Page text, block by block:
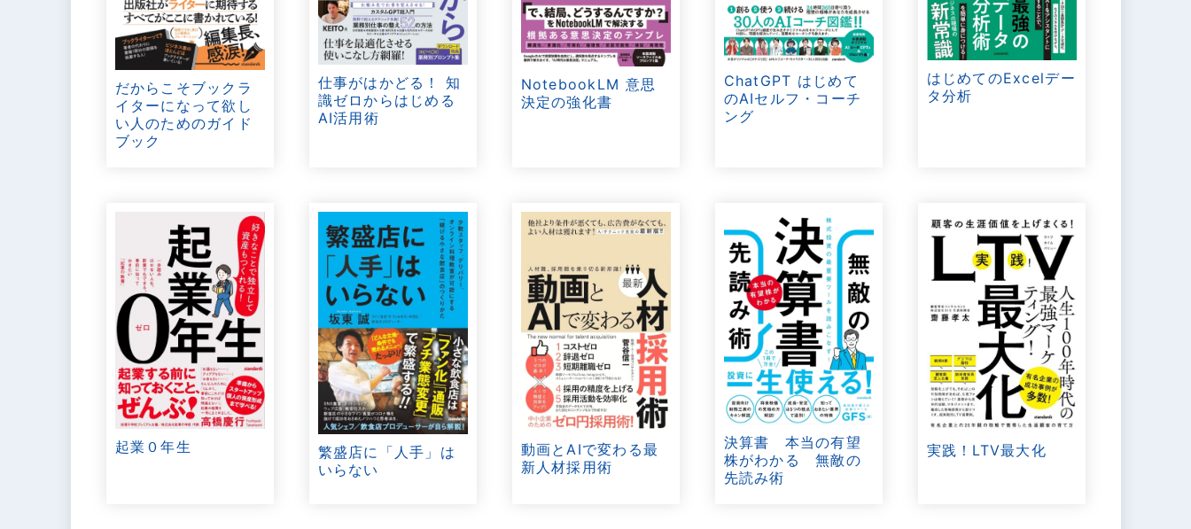
だからこそブックラ
イターになって欲し
い人のためのガイド
ブック
仕事がはかどる！ 知
識ゼロからはじめる
AI活用術
NotebookLM 意思
決定の強化書
ChatGPT はじめて
のAIセルフ・コーチ
ング
はじめてのExcelデー
タ分析
起業０年生
繁盛店に「人手」は
いらない
動画とAIで変わる最
新人材採用術
決算書 本当の有望
株がわかる 無敵の
先読み術
実践！LTV最大化